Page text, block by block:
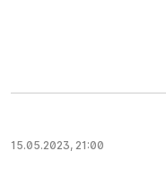
15.05.2023, 21:00